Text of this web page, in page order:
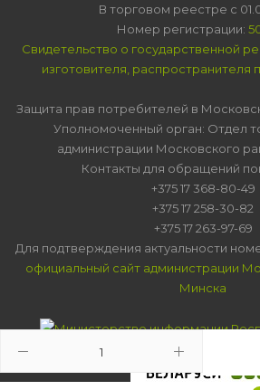
В торговом реестре с
Номер регистрации:
Свидетельство о государственной
изготовителя, распространителя
Защита прав потребителей в
Уполномоченный орган: Отдел
администрации Московского
Контакты для обращений
+375 17 368-80-49
+375 17 258-30-82
+375 17 263-97-69
Для подтверждения актуальности
официальный сайт администрации
Минска